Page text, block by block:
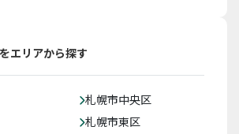
エリアから探す
札幌市中央区
札幌市東区